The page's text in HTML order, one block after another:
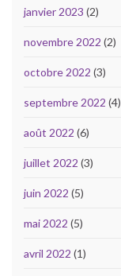
janvier 2023 (2)
novembre 2022 (2)
octobre 2022 (3)
septembre 2022 (4)
août 2022 (6)
juillet 2022 (3)
juin 2022 (5)
mai 2022 (5)
avril 2022 (1)